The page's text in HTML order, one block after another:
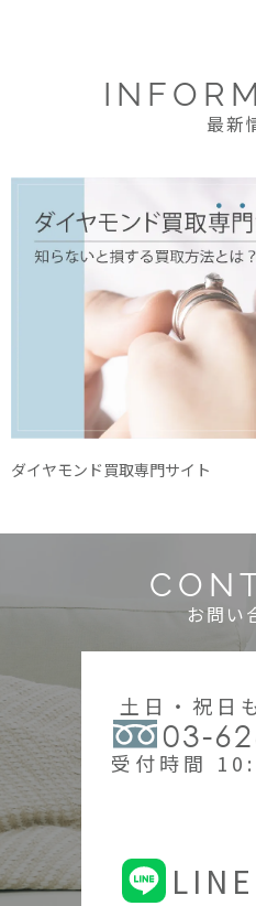
最新
ダイヤモンド買取専門サイト
お問い
土日・祝日
03-
受付時間